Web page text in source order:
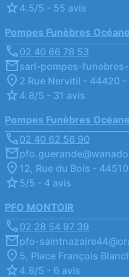
4.5/5 - 55 avis
Pompes Funèbres Océane
02 40 66 78 53
sarl-pompes-
2 Rue Nervitil - 44420 -
4.8/5 - 31 avis
Pompes Funèbres Océane
02 40 62 56 90
12, Rue du Bois -
5/5 - 4 avis
PFO MONTOIR
02 28 54 97 39
pfo-
5, Place François
4.8/5 - 6 avis